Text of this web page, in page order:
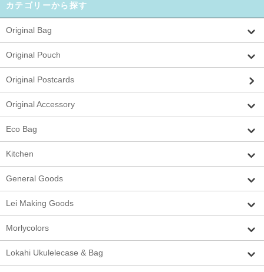
カテゴリーから探す
Original Bag
Original Pouch
Original Postcards
Original Accessory
Eco Bag
Kitchen
General Goods
Lei Making Goods
Morlycolors
Lokahi Ukulelecase & Bag